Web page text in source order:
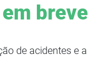
breve
de acidentes e